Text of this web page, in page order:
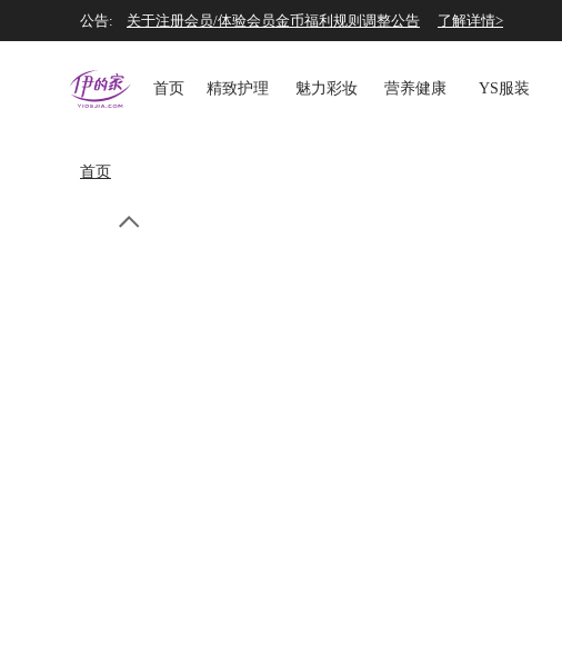
公告: 关于注册会员/体验会员金币福利规则调整公告 了解详情>
首页 精致护理 魅力彩妆 营养健康 YS服装
首页